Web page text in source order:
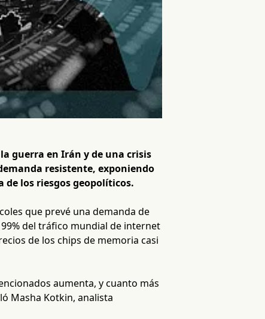
guerra en Irán y de una crisis
resistente, exponiendo
los riesgos geopolíticos.
que prevé una demanda de
del tráfico mundial de internet
de los chips de memoria casi
aumenta, y cuanto más
Masha Kotkin, analista